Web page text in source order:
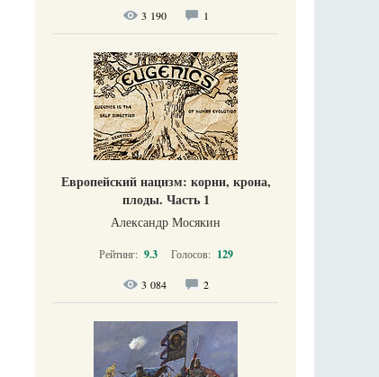
3 190 1
Европейский нацизм: корни, крона,
плоды. Часть 1
Александр Мосякин
Рейтинг: 9.3 Голосов: 129
3 084 2